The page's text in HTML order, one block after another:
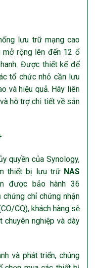
lưu trữ mạng cao
mở rộng lên đến 12 ổ
Được thiết kế để
tổ chức nhỏ cần lưu
và hiệu quả. Hãy liên
hỗ trợ chi tiết về sản
quyền của Synology,
thiết bị lưu trữ NAS
được bảo hành 36
chỉ chứng nhận
CQ), khách hàng sẽ
nghiệp và dày
và phát triển, chúng